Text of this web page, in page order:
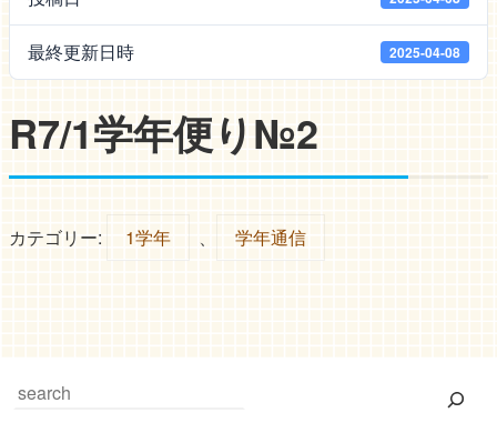
最終更新日時 2025-04-08
R7/1学年便り№2
カテゴリー: 1学年 、 学年通信